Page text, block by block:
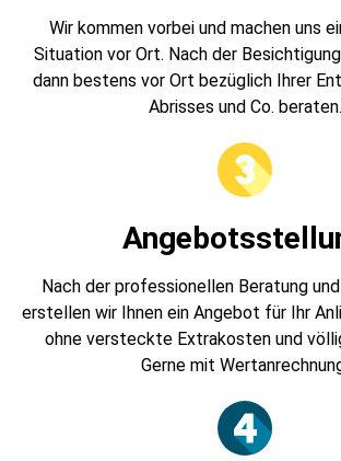
Wir kommen vorbei und machen uns
Situation vor Ort. Nach der
dann bestens vor Ort bezüglich Ihrer
Abrisses und Co. beraten.
Nach der professionellen Beratung
erstellen wir Ihnen ein Angebot für Ihr
ohne versteckte Extrakosten und
Gerne mit